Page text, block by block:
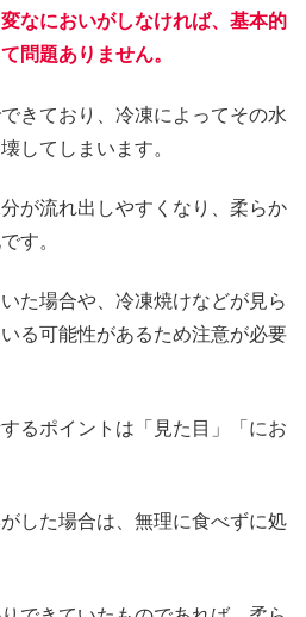
なにおいがしなければ、基本的
問題ありません。
きており、冷凍によってその水
してしまいます。
が流れ出しやすくなり、柔らか
す。
た場合や、冷凍焼けなどが見ら
る可能性があるため注意が必要
るポイントは「見た目」「にお
した場合は、無理に食べずに処